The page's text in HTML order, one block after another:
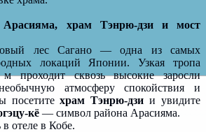
храм Тэнрю-дзи и мост
лес Сагано — одна из самых
локаций Японии. Узкая тропа
проходит сквозь высокие заросли
атмосферу спокойствия и
посетитехрам Тэнрю-дзи и увидите
кё — символ района Арасияма.
отеле в Кобе.